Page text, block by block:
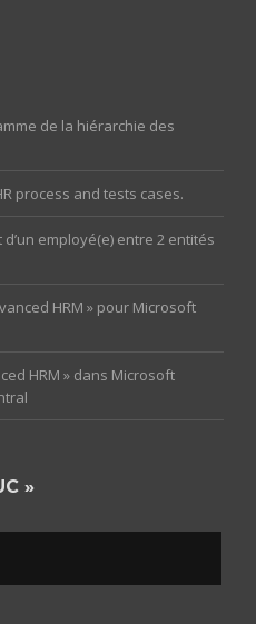
de la hiérarchie des
process and tests cases.
d’un employé(e) entre 2 entités
HRM » pour Microsoft
HRM » dans Microsoft
»